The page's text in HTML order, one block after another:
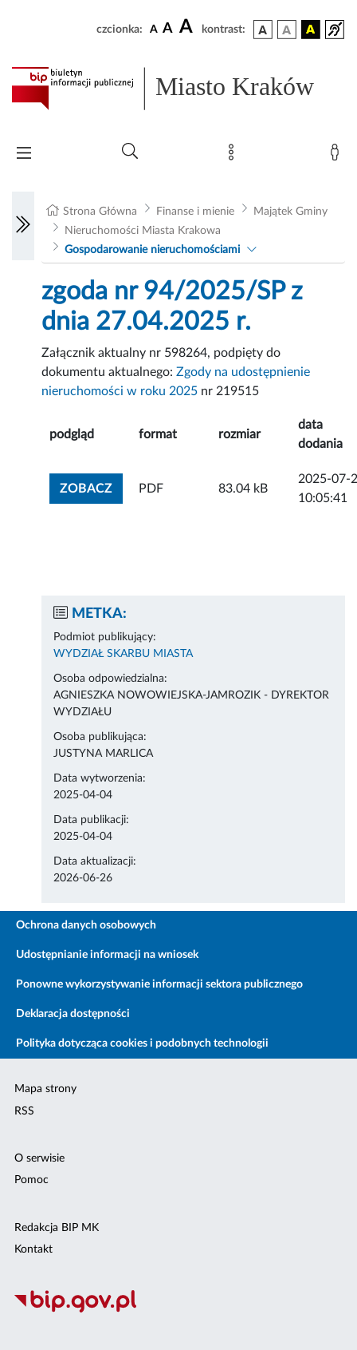
czcionka: A A A kontrast:
Miasto Kraków
Strona Główna Finanse i mienie
Majątek Gminy
Nieruchomości Miasta Krakowa
Gospodarowanie nieruchomościami
zgoda nr 94/2025/SP z
dnia 27.04.2025 r.
Załącznik aktualny nr 598264, podpięty do
dokumentu aktualnego:Zgody na udostępnienie
nieruchomości w roku 2025 nr 219515
podgląd format rozmiar
data
dodania
ZOBACZZOBACZ ZAŁĄCZNIK
PDF 83.04 kB
2025-07-
10:05:41
METKA:
Podmiot publikujący:
WYDZIAŁ SKARBU MIASTA
Osoba odpowiedzialna:
AGNIESZKA NOWOWIEJSKA-JAMROZIK - DYREKTOR
WYDZIAŁU
Osoba publikująca:
JUSTYNA MARLICA
Data wytworzenia:
2025-04-04
Data publikacji:
2025-04-04
Data aktualizacji:
2026-06-26
Ochrona danych osobowych
Udostępnianie informacji na wniosek
Ponowne wykorzystywanie informacji sektora publicznego
Deklaracja dostępności
Polityka dotycząca cookies i podobnych technologii
Mapa strony
RSS
O serwisie
Pomoc
Redakcja BIP MK
Kontakt